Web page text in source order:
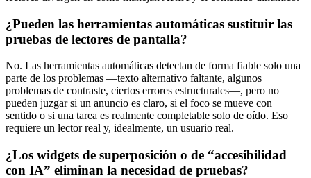
¿Pueden las herramientas automáticas sustituir las
pruebas de lectores de pantalla?
No. Las herramientas automáticas detectan de forma fiable solo una
parte de los problemas —texto alternativo faltante, algunos
problemas de contraste, ciertos errores estructurales—, pero no
pueden juzgar si un anuncio es claro, si el foco se mueve con
sentido o si una tarea es realmente completable solo de oído. Eso
requiere un lector real y, idealmente, un usuario real.
¿Los widgets de superposición o de “accesibilidad
con IA” eliminan la necesidad de pruebas?